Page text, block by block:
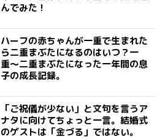
んでみた！
ハーフの赤ちゃんが一重で生まれた
ら二重まぶたになるのはいつ？一
重〜二重まぶたになった一年間の息
子の成長記録。
「ご祝儀が少ない」と文句を言うア
ナタに向けてちょっと一言。結婚式
のゲストは「金づる」ではない。